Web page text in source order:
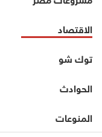
الاقتصاد
توك شو
الحوادث
المنوعات